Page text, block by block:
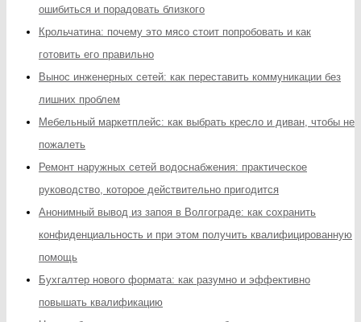
ошибиться и порадовать близкого
Крольчатина: почему это мясо стоит попробовать и как
готовить его правильно
Вынос инженерных сетей: как переставить коммуникации без
лишних проблем
Мебельный маркетплейс: как выбрать кресло и диван, чтобы не
пожалеть
Ремонт наружных сетей водоснабжения: практическое
руководство, которое действительно пригодится
Анонимный вывод из запоя в Волгограде: как сохранить
конфиденциальность и при этом получить квалифицированную
помощь
Бухгалтер нового формата: как разумно и эффективно
повышать квалификацию